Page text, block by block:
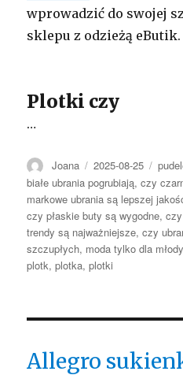
wprowadzić do swojej
sklepu z odzieżą eButik.
Plotki czy
…
Autor
Joana Opublikowano
2025-08-25
białe ubrania pogrubiają,czy
markowe ubrania są lepszej
czy płaskie buty są wygodne,
trendy są najważniejsze,czy
szczupłych, moda tylko dla
plotk,plotka,plotki
Allegro